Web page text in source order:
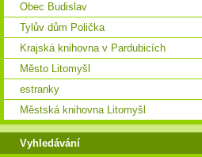
Obec Budislav
Tylův dům Polička
Krajská knihovna v Pardubicích
Město Litomyšl
estranky
Městská knihovna Litomyšl
Vyhledávání